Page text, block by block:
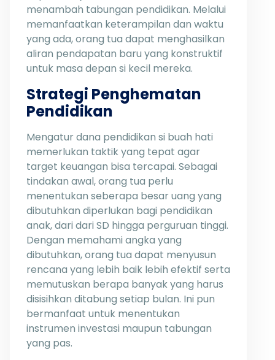
menambah tabungan pendidikan. Melalui
memanfaatkan keterampilan dan waktu
yang ada, orang tua dapat menghasilkan
aliran pendapatan baru yang konstruktif
untuk masa depan si kecil mereka.
Strategi Penghematan
Pendidikan
Mengatur dana pendidikan si buah hati
memerlukan taktik yang tepat agar
target keuangan bisa tercapai. Sebagai
tindakan awal, orang tua perlu
menentukan seberapa besar uang yang
dibutuhkan diperlukan bagi pendidikan
anak, dari dari SD hingga perguruan tinggi.
Dengan memahami angka yang
dibutuhkan, orang tua dapat menyusun
rencana yang lebih baik lebih efektif serta
memutuskan berapa banyak yang harus
disisihkan ditabung setiap bulan. Ini pun
bermanfaat untuk menentukan
instrumen investasi maupun tabungan
yang pas.